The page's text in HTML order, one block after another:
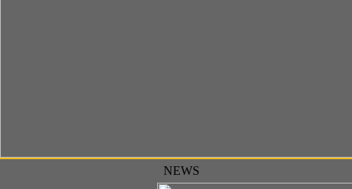
NEWS